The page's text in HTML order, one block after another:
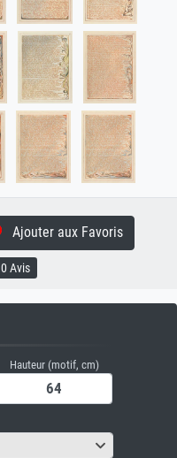
Ajouter aux Favoris
0 Avis
Hauteur (motif, cm)